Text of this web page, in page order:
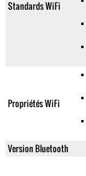
Standards WiFi
Propriétés WiFi
Version Bluetooth